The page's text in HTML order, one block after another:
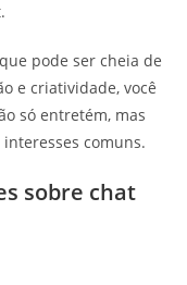
pode ser cheia de
e criatividade, você
só entretém, mas
comuns.
sobre chat